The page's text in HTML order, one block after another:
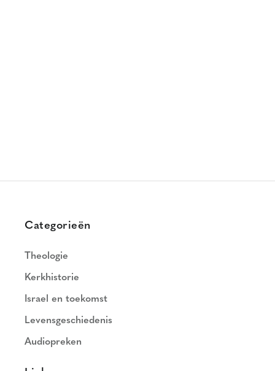
Categorieën
Theologie
Kerkhistorie
Israel en toekomst
Levensgeschiedenis
Audiopreken